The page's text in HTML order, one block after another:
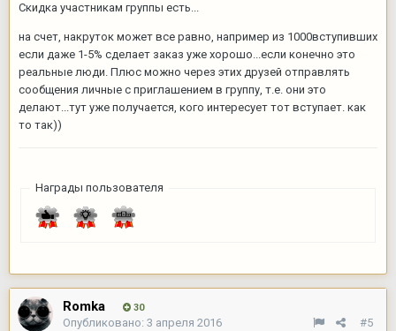
Скидка участникам группы есть...
на счет, накруток может все равно, например из 1000вступивших
если даже 1-5% сделает заказ уже хорошо...если конечно это
реальные люди. Плюс можно через этих друзей отправлять
сообщения личные с приглашением в группу, т.е. они это
делают...тут уже получается, кого интересует тот вступает. как
то так))
Награды пользователя
Romka 30
#5
Опубликовано: 3 апреля 2016